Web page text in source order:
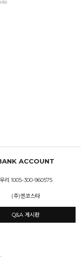
ACCOUNT
우리 1005-300-960575
(주)엔코스타
Q&A 게시판